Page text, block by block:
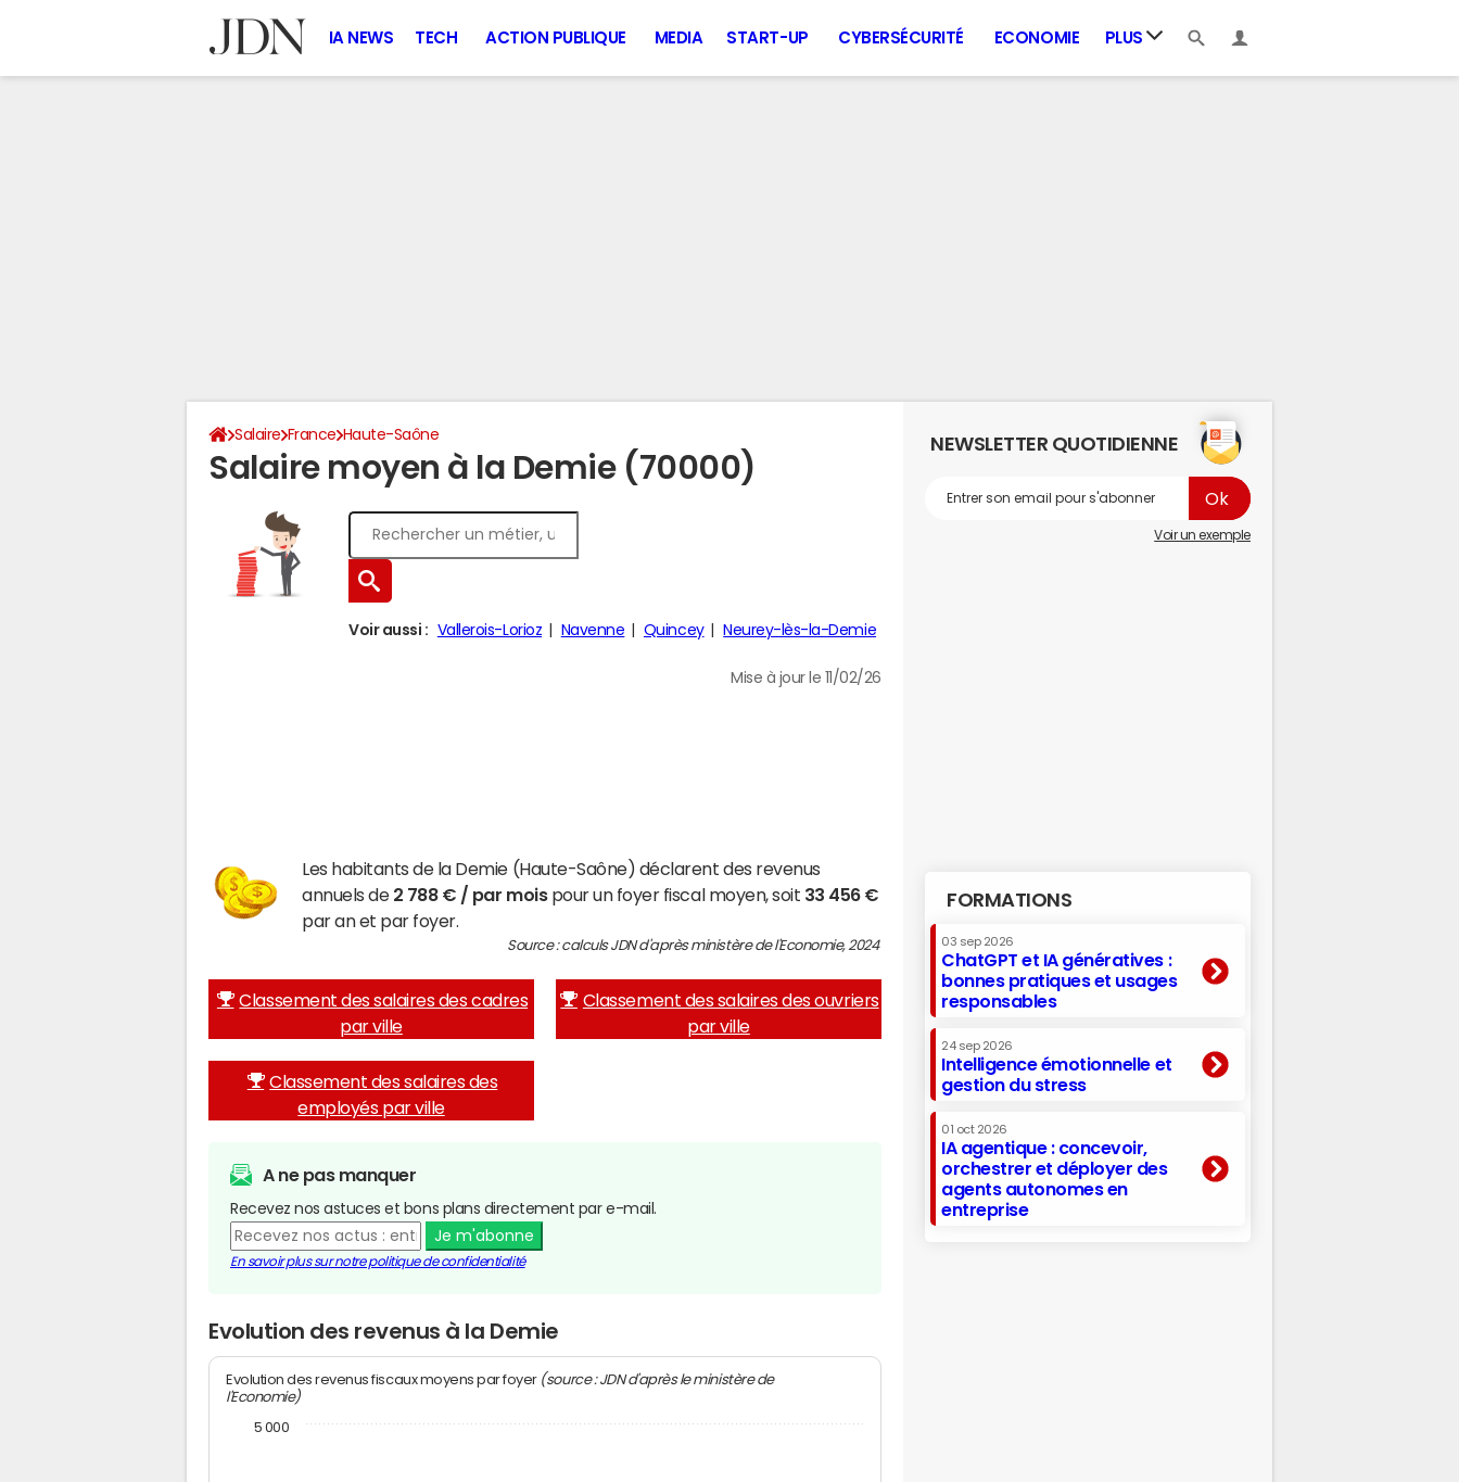
IA NEWS TECH ACTION PUBLIQUE MEDIA START-UP CYBERSÉCURITÉ ECONOMIE PLUS
Salaire France Haute-Saône
Salaire moyen à la Demie (70000)
Voir aussi : Vallerois-Lorioz Navenne Quincey Neurey-lès-la-Demie
Mise à jour le 11/02/26
Les habitants de la Demie (Haute-Saône) déclarent des revenus
annuels de 2 788 € / par moispour un foyer fiscal moyen, soit 33 456 €
par an et par foyer.
Source : calculs JDN d'après ministère de l'Economie, 2024
Classement des salaires des cadres
par ville
Classement des salaires des ouvriers
par ville
Classement des salaires des
employés par ville
A ne pas manquer
Recevez nos astuces et bons plans directement par e-mail.
Je m'abonne
En savoir plus sur notre politique de confidentialité
Evolution des revenus à la Demie
Evolution des revenus fiscaux moyens par foyer (source : JDN d'après le ministère de
l'Economie)
5 000
NEWSLETTER QUOTIDIENNE
Voir un exemple
FORMATIONS
03 sep 2026
ChatGPT et IA génératives :
bonnes pratiques et usages
responsables
24 sep 2026
Intelligence émotionnelle et
gestion du stress
01 oct 2026
IA agentique : concevoir,
orchestrer et déployer des
agents autonomes en
entreprise